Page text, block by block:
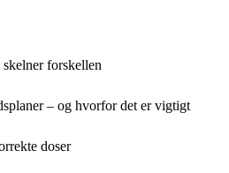
forskellen
– og hvorfor det er vigtigt
doser